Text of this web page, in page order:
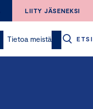
LIITY JÄSENEKSI
Tietoa meistä ETSI